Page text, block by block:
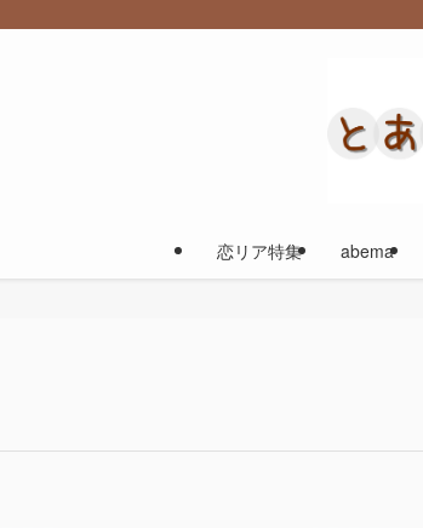
恋リア特集 abema